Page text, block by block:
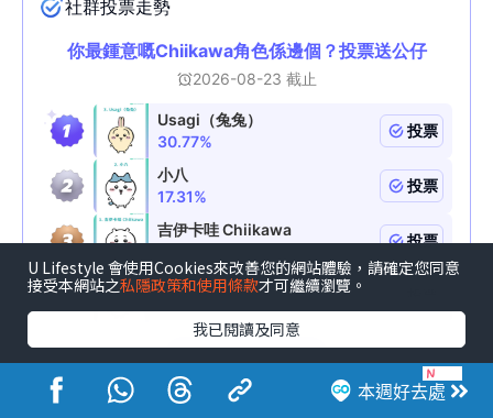
本週好去處
U Lifestyle 會使用Cookies來改善您的網站體驗，請確定您同意
接受本網站之私隱政策和使用條款才可繼續瀏覽。
我已閱讀及同意